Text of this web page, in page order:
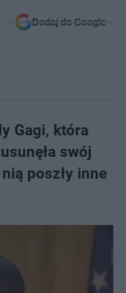
Dodaj do Google
Gagi, która
swój
poszły inne